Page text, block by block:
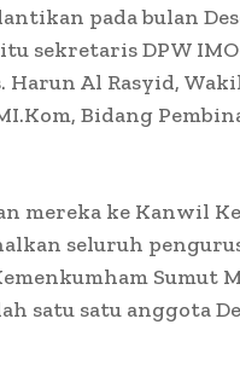
pada bulan
sekretaris DPW
Al Rasyid,
Bidang
mereka ke Kanwil
seluruh
Sumut
satu satu anggota